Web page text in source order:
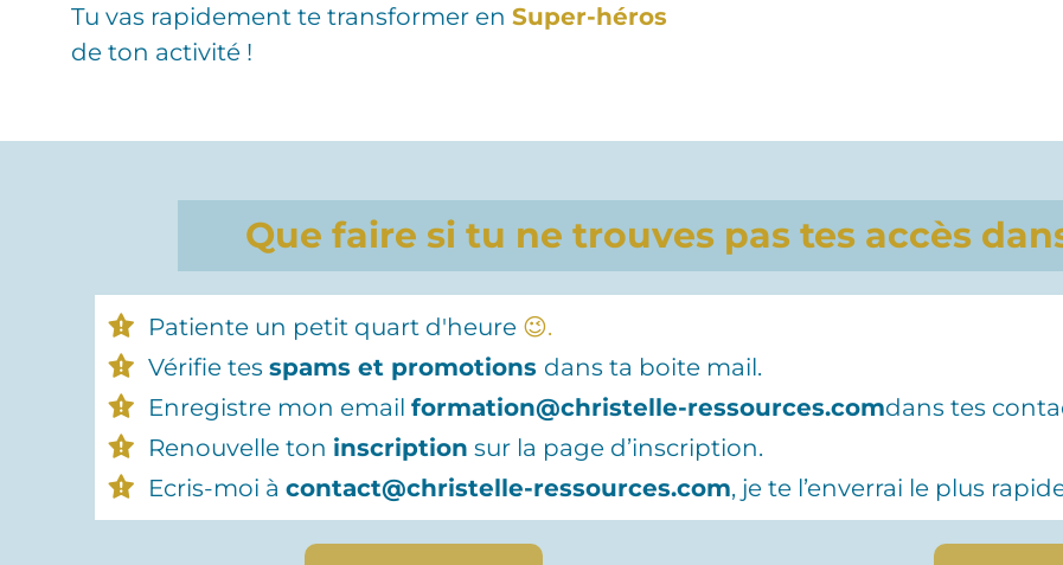
Tu vas rapidement te transformer en Super-héros
de ton activité !
Que faire si tu ne trouves pas tes accès
Patiente un petit quart d'heure ‍😉.
Vérifie tes spams et promotions dans ta boite mail.
Enregistre mon email formation@christelle-ressources.comdans tes
Renouvelle ton inscription sur la page d’inscription.
Ecris-moi à contact@christelle-ressources.com, je te l’enverrai le plus